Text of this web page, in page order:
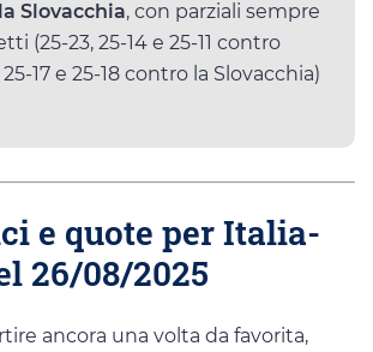
Slovacchia, con parziali sempre
(25-23, 25-14 e 25-11 contro
25-17 e 25-18 contro la Slovacchia)
e quote per Italia-
26/08/2025
ancora una volta da favorita,